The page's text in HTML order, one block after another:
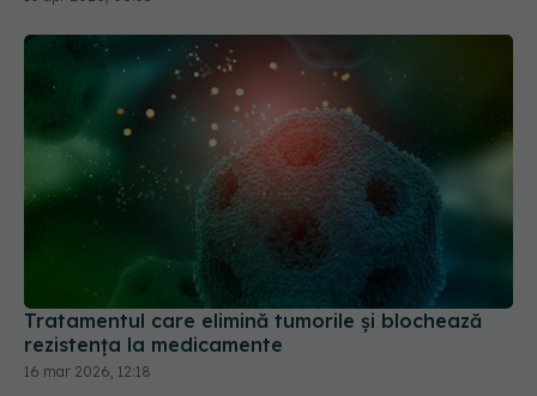
Tratamentul care elimină tumorile și blochează
rezistența la medicamente